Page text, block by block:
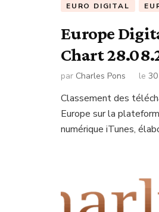
EURO DIGITAL
Europe
Chart
par Charles Pons le
Classement des
Europe sur la
numérique iTunes,